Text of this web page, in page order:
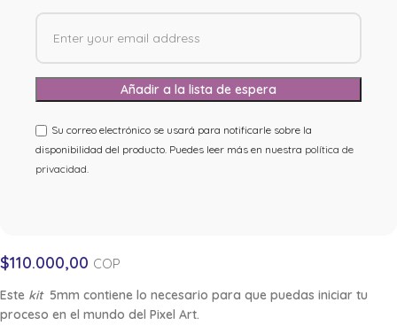
Su correo electrónico se usará para notificarle sobre la
disponibilidad del producto. Puedes leer más en nuestra política de
privacidad.
$110.000,00 COP
Este kit5mm contiene lo necesario para que puedas iniciar tu
proceso en el mundo del Pixel Art.